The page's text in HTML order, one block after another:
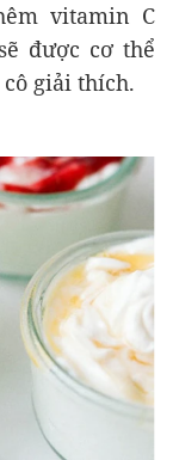
vitamin C
được cơ thể
giải thích.